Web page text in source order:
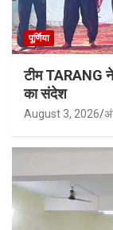
पूर्णिया
टीम TARANG ने
का संदेश
August 3, 2026